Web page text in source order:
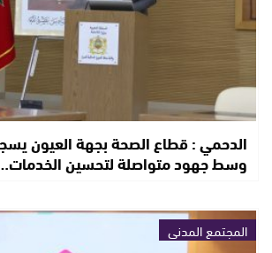
الدحمي : قطاع الصحة بجهة العيون
وسط جهود متواصلة لتحسين
المجتمع المدني